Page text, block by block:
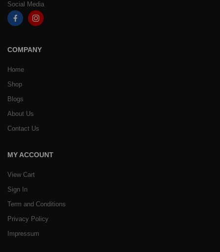
Social Media
COMPANY
Home
Shop
Blogs
About Us
Contact Us
MY ACCOUNT
View Cart
Sign In
Term and Conditions
Privacy Policy
Impressum